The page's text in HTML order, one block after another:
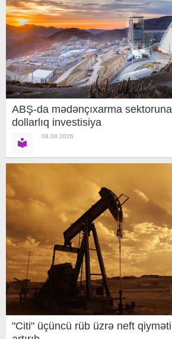
ABŞ-da mədənçıxarma
dollarlıq investisiya
08.08.2026
"Citi" üçüncü rüb üzrə neft